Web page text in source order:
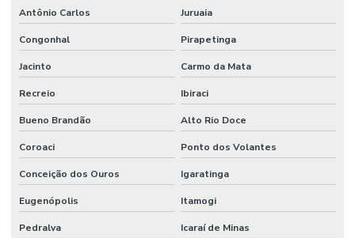
Antônio Carlos Juruaia
Congonhal Pirapetinga
Jacinto Carmo da Mata
Recreio Ibiraci
Bueno Brandão Alto Rio Doce
Coroaci Ponto dos Volantes
Conceição dos Ouros Igaratinga
Eugenópolis Itamogi
Pedralva Icaraí de Minas